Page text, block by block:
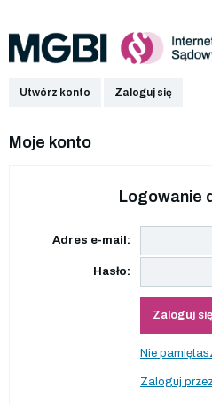
Utwórz konto Zaloguj się
Moje konto
Logowanie
Adres e-mail:
Hasło:
Zaloguj się
Nie
Zaloguj